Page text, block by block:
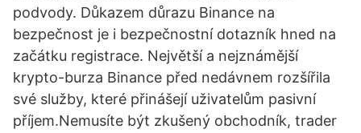
podvody. Důkazem důrazu Binance na
bezpečnost je i bezpečnostní dotazník hned na
začátku registrace. Největší a nejznámější
krypto-burza Binance před nedávnem rozšířila
své služby, které přinášejí uživatelům pasivní
příjem.Nemusíte být zkušený obchodník, trader